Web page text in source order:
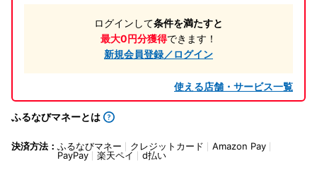
ログインして条件を満たすと
最大0円分獲得できます！
新規会員登録／ログイン
使える店舗・サービス一覧
ふるなびマネーとは
決済方法： ふるなびマネー クレジットカード
Amazon Pay
PayPay
楽天ペイ d払い